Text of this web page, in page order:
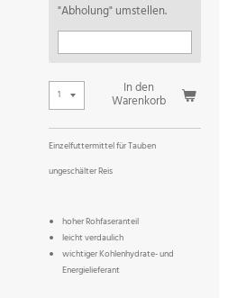
"Abholung" umstellen.
In den
Warenkorb
Einzelfuttermittel für Tauben
ungeschälter Reis
hoher Rohfaseranteil
leicht verdaulich
wichtiger Kohlenhydrate- und
Energielieferant